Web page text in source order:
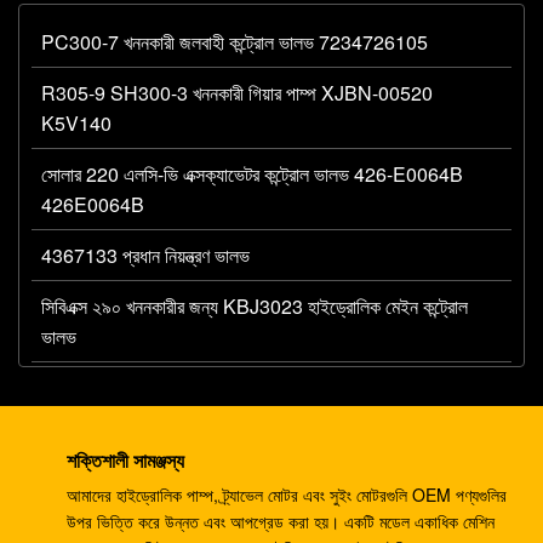
PC300-7 খননকারী জলবাহী কন্ট্রোল ভালভ 7234726105
R305-9 SH300-3 খননকারী গিয়ার পাম্প XJBN-00520
K5V140
সোলার 220 এলসি-ভি এক্সক্যাভেটর কন্ট্রোল ভালভ 426-E0064B
426E0064B
4367133 প্রধান নিয়ন্ত্রণ ভালভ
সিবিএক্স ২৯০ খননকারীর জন্য KBJ3023 হাইড্রোলিক মেইন কন্ট্রোল
ভালভ
708-1W-00042 খননকারীর PC60 7 PC75 জন্য হাইড্রোলিক
গিয়ার পাম্প
শক্তিশালী সামঞ্জস্য
আমাদের হাইড্রোলিক পাম্প, ট্র্যাভেল মোটর এবং সুইং মোটরগুলি OEM পণ্যগুলির
উপর ভিত্তি করে উন্নত এবং আপগ্রেড করা হয়। একটি মডেল একাধিক মেশিন